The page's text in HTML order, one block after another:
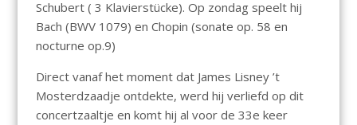
Schubert ( 3 Klavierstücke). Op zondag speelt hij
Bach (BWV 1079) en Chopin (sonate op. 58 en
nocturne op.9)
Direct vanaf het moment dat James Lisney ’t
Mosterdzaadje ontdekte, werd hij verliefd op dit
concertzaaltje en komt hij al voor de 33e keer